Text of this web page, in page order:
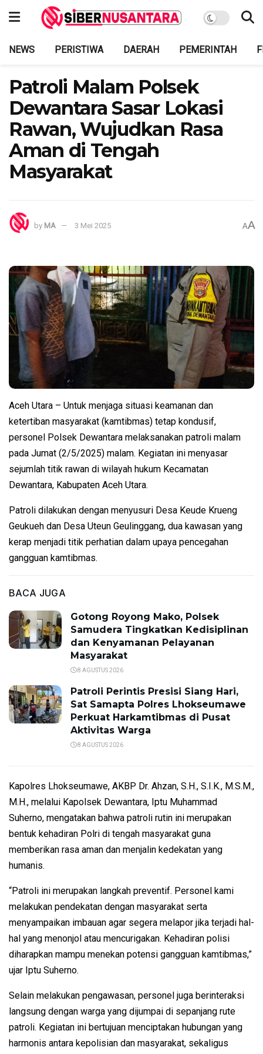
NEWS PERISTIWA DAERAH PEMERINTAH
Patroli Malam Polsek
Dewantara Sasar Lokasi
Rawan, Wujudkan Rasa
Aman di Tengah
Masyarakat
by MA 3 Mei 2025 AA
Aceh Utara – Untuk menjaga situasi keamanan dan
ketertiban masyarakat (kamtibmas) tetap kondusif,
personel Polsek Dewantara melaksanakan patroli malam
pada Jumat (2/5/2025) malam. Kegiatan ini menyasar
sejumlah titik rawan di wilayah hukum Kecamatan
Dewantara, Kabupaten Aceh Utara.
Patroli dilakukan dengan menyusuri Desa Keude Krueng
Geukueh dan Desa Uteun Geulinggang, dua kawasan yang
kerap menjadi titik perhatian dalam upaya pencegahan
gangguan kamtibmas.
BACA JUGA
Gotong Royong Mako, Polsek
Samudera Tingkatkan Kedisiplinan
dan Kenyamanan Pelayanan
Masyarakat
8 AGUSTUS 2026
Patroli Perintis Presisi Siang Hari,
Sat Samapta Polres Lhokseumawe
Perkuat Harkamtibmas di Pusat
Aktivitas Warga
8 AGUSTUS 2026
Kapolres Lhokseumawe, AKBP Dr. Ahzan, S.H., S.I.K., M.S.M.,
M.H., melalui Kapolsek Dewantara, Iptu Muhammad
Suherno, mengatakan bahwa patroli rutin ini merupakan
bentuk kehadiran Polri di tengah masyarakat guna
memberikan rasa aman dan menjalin kedekatan yang
humanis.
“Patroli ini merupakan langkah preventif. Personel kami
melakukan pendekatan dengan masyarakat serta
menyampaikan imbauan agar segera melapor jika terjadi hal-
hal yang menonjol atau mencurigakan. Kehadiran polisi
diharapkan mampu menekan potensi gangguan kamtibmas,”
ujar Iptu Suherno.
Selain melakukan pengawasan, personel juga berinteraksi
langsung dengan warga yang dijumpai di sepanjang rute
patroli. Kegiatan ini bertujuan menciptakan hubungan yang
harmonis antara kepolisian dan masyarakat, sekaligus